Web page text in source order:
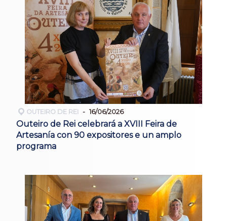
OUTEIRO DE REI 16/06/2026
Outeiro de Rei celebrará a XVIII Feira de
Artesanía con 90 expositores e un amplo
programa